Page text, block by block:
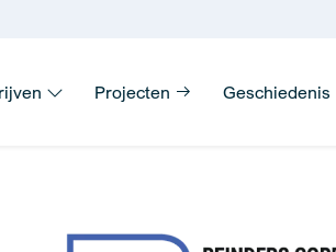
Projecten Geschiedenis